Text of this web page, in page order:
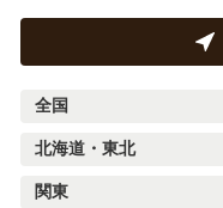
全国
北海道・東北
関東